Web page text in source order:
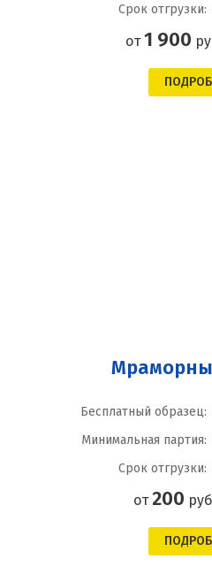
Срок отгрузки:
от1 900
Бесплатный образец:
Минимальная партия:
Срок отгрузки:
от200